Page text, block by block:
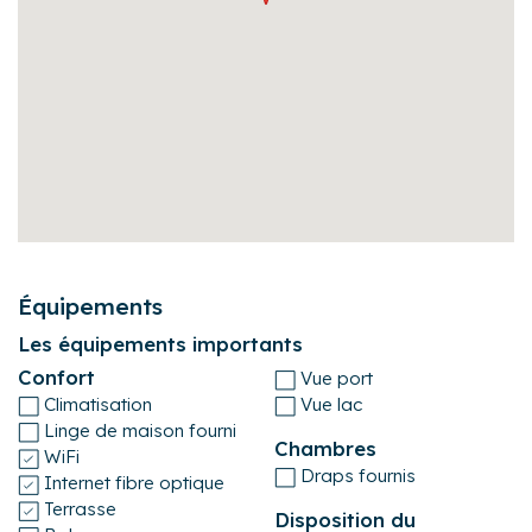
Équipements
Les équipements importants
Confort
Vue port